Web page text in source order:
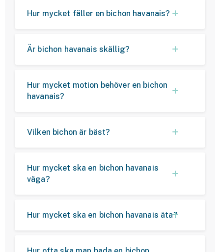
Hur mycket fäller en bichon havanais?
Är bichon havanais skällig?
Hur mycket motion behöver en bichon
havanais?
Vilken bichon är bäst?
Hur mycket ska en bichon havanais
väga?
Hur mycket ska en bichon havanais äta?